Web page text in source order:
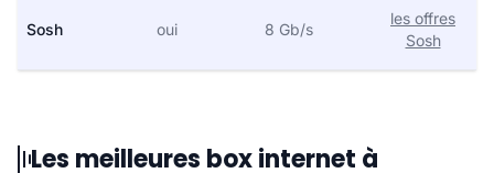
Sosh oui 8 Gb/s
les offres
Sosh
Les meilleures box internet à